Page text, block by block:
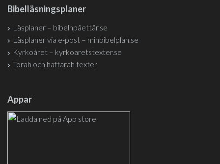
Bibelläsningsplaner
Läsplaner – bibelnpåettår.se
Läsplaner via e-post – minbibelplan.se
Kyrkoåret – kyrkoaretstexter.se
Torah och haftarah texter
Appar